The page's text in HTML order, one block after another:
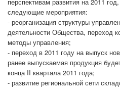
следующие мероприятия:
- реорганизация структуры
деятельности Общества, переход
методы управления;
- переход в 2011 году на выпуск
ранее выпускаемая продукция
конца II квартала 2011 года;
- развитие региональной сети